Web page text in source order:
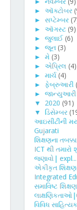
► ઑક્ટોબર
► સપ્ટેમ્બર
► ઑગસ્ટ (9)
► જુલાઈ (6)
► જૂન (3)
► મે (3)
► એપ્રિલ (4)
► માર્ચ (4)
► ફેબ્રુઆરી
► જાન્યુઆરી
▼
2020 (91)
▼
ડિસેમ્બર
આઇસીટીની
Gujarati
શિક્ષણના
ICT થી
જણાવો| expl...
એકીકૃત
Integrated
સમાવિષ્ટ
વિવિધ